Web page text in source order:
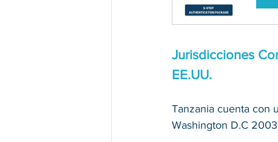
Jurisdicciones
EE.UU.
Tanzania cuenta con
Washington D.C